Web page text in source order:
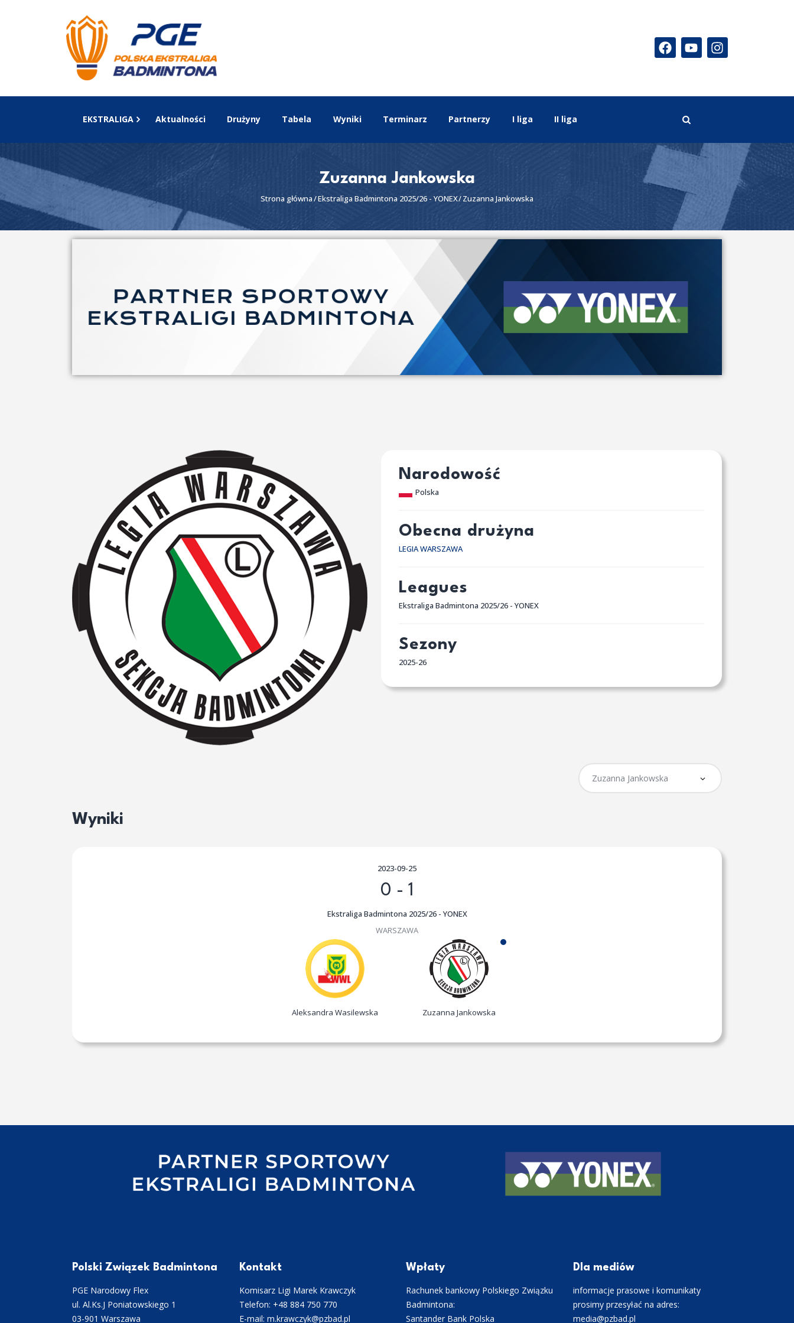
EKSTRALIGA Aktualności Drużyny Tabela Wyniki Terminarz Partnerzy I liga II liga
Zuzanna Jankowska
Strona główna Ekstraliga Badmintona 2025/26 - YONEX Zuzanna Jankowska
EKSTRALIGA
Aktualności
Wyniki
Terminarz
Partnerzy
I liga
Narodowość
Polska
Obecna drużyna
LEGIA WARSZAWA
Leagues
Ekstraliga Badmintona 2025/26 - YONEX
Sezony
2025-26
Wyniki
Aleksandra Wasilewska Zuzanna Jankowska
2023-09-25
0 - 1
Ekstraliga Badmintona 2025/26 - YONEX
WARSZAWA
Polski Związek Badmintona
PGE Narodowy Flex
ul. Al.Ks.J Poniatowskiego 1
03-901 Warszawa
Kontakt
Komisarz Ligi Marek Krawczyk
Telefon: +48 884 750 770
E-mail: m.krawczyk@pzbad.pl
Wpłaty
Rachunek bankowy Polskiego Związku
Badmintona:
Santander Bank Polska
Dla mediów
informacje prasowe i komunikaty
prosimy przesyłać na adres:
media@pzbad.pl